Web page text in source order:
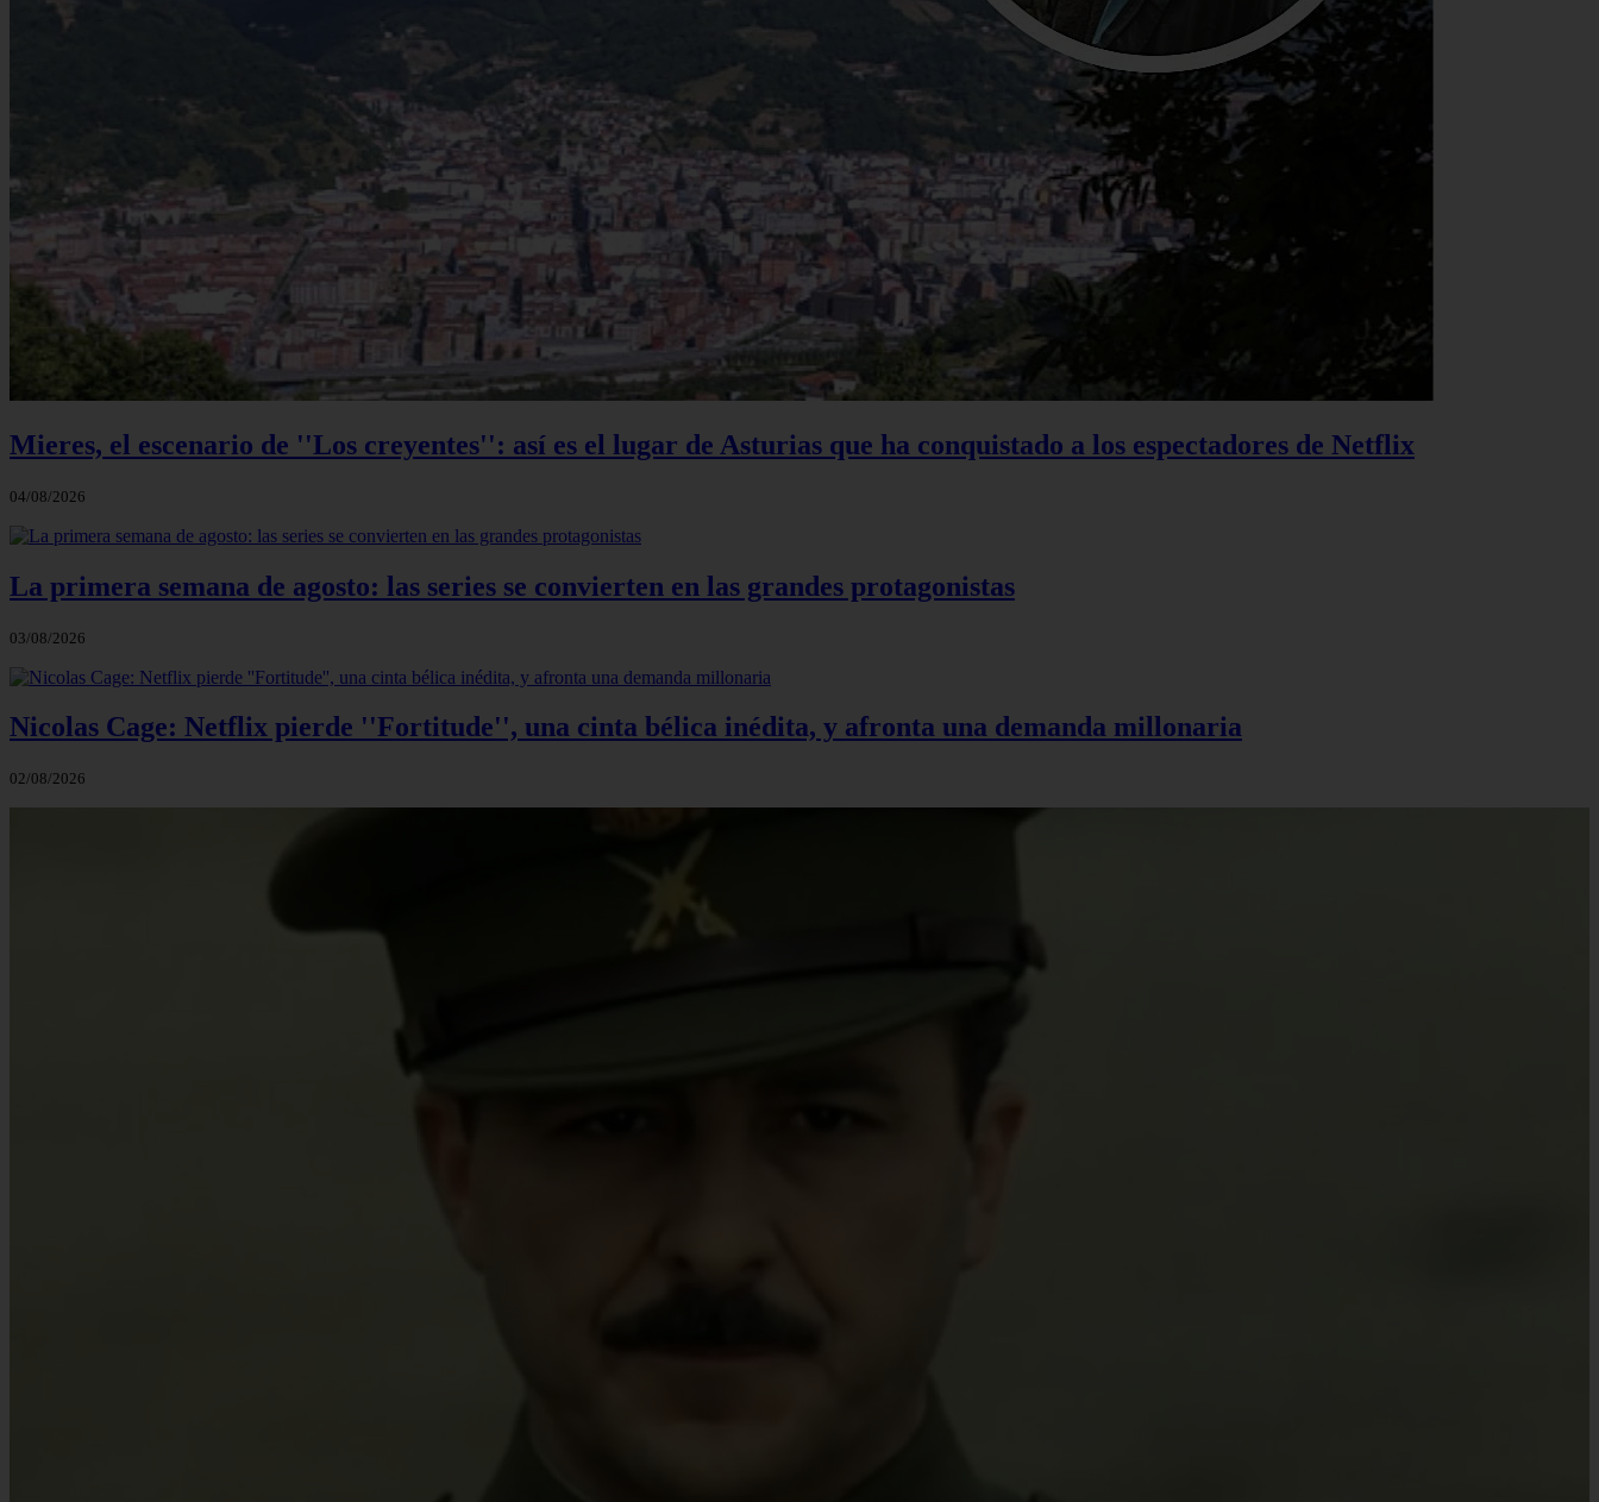
Mieres, el escenario de ''Los creyentes'': así es el lugar de Asturias que ha conquistado a los espectadores de Netflix
04/08/2026
La primera semana de agosto: las series se convierten en las grandes protagonistas
03/08/2026
Nicolas Cage: Netflix pierde ''Fortitude'', una cinta bélica inédita, y afronta una demanda millonaria
02/08/2026